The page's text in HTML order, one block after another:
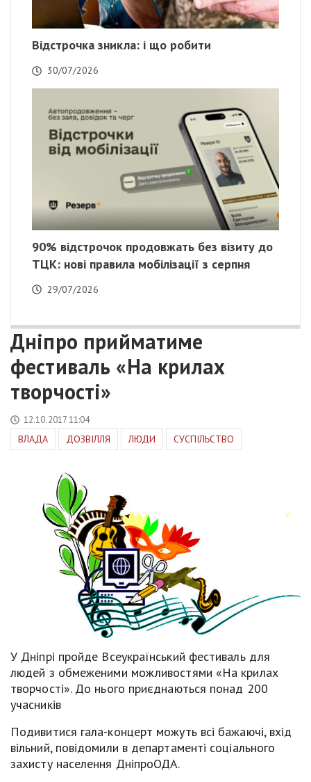
Відстрочка зникла: і що робити
30/07/2026
90% відстрочок продовжать без візиту до
ТЦК: нові правила мобілізації з серпня
29/07/2026
Дніпро прийматиме
фестиваль «На крилах
творчості»
12.10.2017 11:04
ВЛАДА ДОЗВІЛЛЯ ЛЮДИ СУСПІЛЬСТВО
У Дніпрі пройде Всеукраїнський фестиваль для
людей з обмеженими можливостями «На крилах
творчості». До нього приєднаються понад 200
учасників
Подивитися гала-концерт можуть всі бажаючі, вхід
вільний, повідомили в департаменті соціального
захисту населення ДніпроОДА.